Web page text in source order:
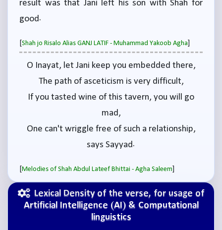
Lexical Density of the verse, for usage of
Artificial Intelligence (AI) & Computational
linguistics
result was that Jani left his son with Shah for
good.
[Shah jo Risalo Alias GANJ LATIF - Muhammad Yakoob Agha
O Inayat, let Jani keep you embedded there,
The path of asceticism is very difficult,
If you tasted wine of this tavern, you will go
mad,
One can't wriggle free of such a relationship,
says Sayyad.
[Melodies of Shah Abdul Lateef Bhittai - Agha Saleem